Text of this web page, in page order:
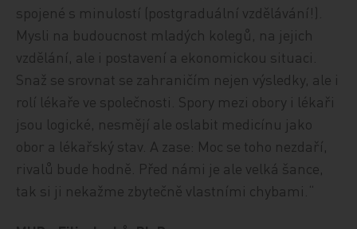
spojené s minulostí (postgraduální vzdělávání!).
Mysli na budoucnost mladých kolegů, na jejich
vzdělání, ale i postavení a ekonomickou situaci.
Snaž se srovnat se zahraničím nejen výsledky, ale i
rolí lékaře ve společnosti. Spory mezi obory i lékaři
jsou logické, nesmějí ale oslabit medicínu jako
obor a lékařský stav. A zase: Moc se toho nezdaří,
rivalů bude hodně. Před námi je ale velká šance,
tak si ji nekažme zbytečně vlastními chybami.“